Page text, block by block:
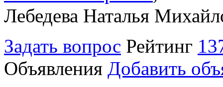
Лебедева Наталья
Задать вопрос Рейтинг
Объявления Добавить